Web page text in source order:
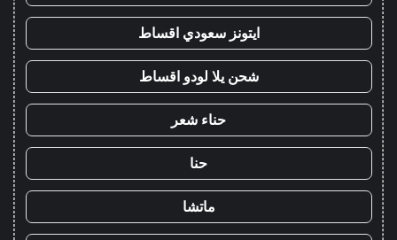
ايتونز سعودي اقساط
شحن يلا لودو اقساط
حناء شعر
حنا
ماتشا